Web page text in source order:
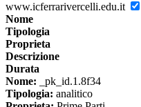
www.icferrarivercelli.edu.it
Nome
Tipologia
Proprieta
Descrizione
Durata
Nome: _pk_id.1.8f34
Tipologia: analitico